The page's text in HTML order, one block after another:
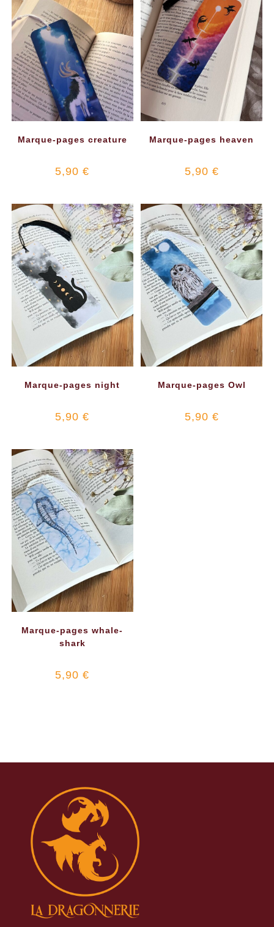
Marque-pages creature
5,90€
Marque-pages heaven
5,90 €
Marque-pages night
5,90€
Marque-pages Owl
5,90 €
Marque-pages whale-
shark
5,90€